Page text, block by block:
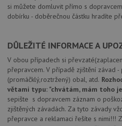
si můžete domluvit přímo s
dobírku - doběrečnou částku hradíte
DŮLEŽITÉ INFORMACE A
V obou případech si
přepravcem. V případě zjištění závad -
(promáčklý,roztržený) obal, atd.
větami typu: "chvátám, mám toho
sepište s dopravcem záznam o
zjištěných závadách. Za tyto závady
přepravce a reklamaci řešíte s nimi!!!